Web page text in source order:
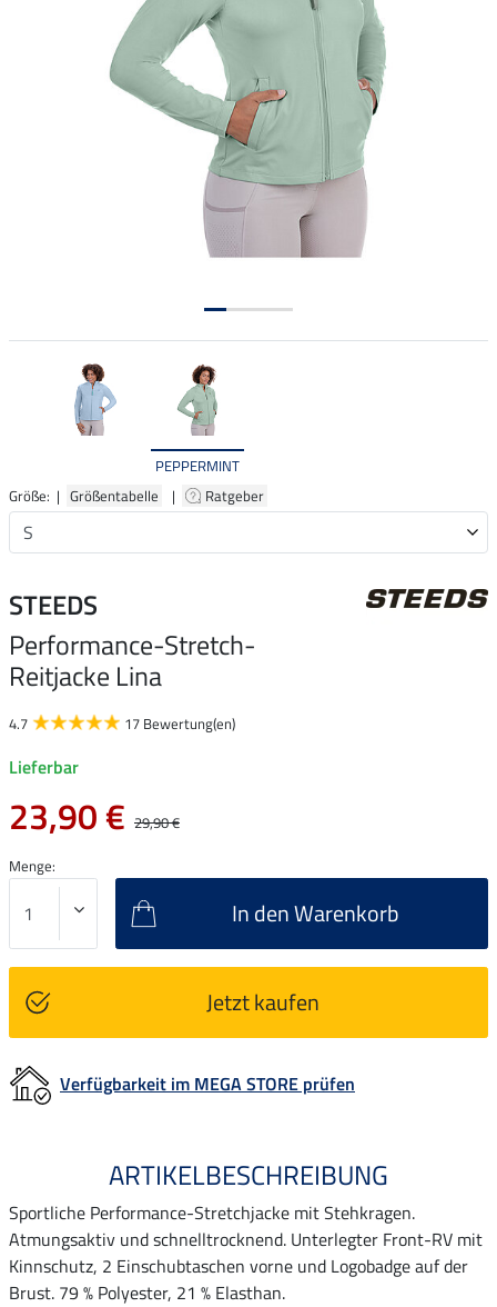
PEPPERMINT
Größe: | Größentabelle | Ratgeber
STEEDS
Performance-Stretch-
Reitjacke Lina
4.7 17 Bewertung(en)
Lieferbar
23,90 € 29,90 €
Menge:
In den Warenkorb
Jetzt kaufen
Verfügbarkeit im MEGA STORE prüfen
ARTIKELBESCHREIBUNG
Sportliche Performance-Stretchjacke mit Stehkragen.
Atmungsaktiv und schnelltrocknend. Unterlegter Front-RV mit
Kinnschutz, 2 Einschubtaschen vorne und Logobadge auf der
Brust. 79 % Polyester, 21 % Elasthan.